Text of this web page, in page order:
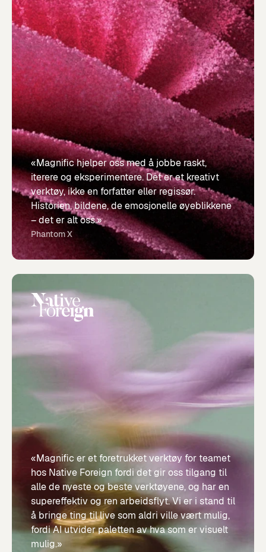
«Magnific hjelper oss med å jobbe raskt,
iterere og eksperimentere. Det er et kreativt
verktøy, ikke en forfatter eller regissør.
Historien, bildene, de emosjonelle øyeblikkene
– det er alt oss.»
Phantom X
«Magnific er et foretrukket verktøy for teamet
hos Native Foreign fordi det gir oss tilgang til
alle de nyeste og beste verktøyene, og har en
supereffektiv og ren arbeidsflyt. Vi er i stand til
å bringe ting til live som aldri ville vært mulig,
fordi AI utvider paletten av hva som er visuelt
mulig.»